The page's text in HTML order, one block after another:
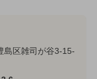
島区雑司が谷3-15-